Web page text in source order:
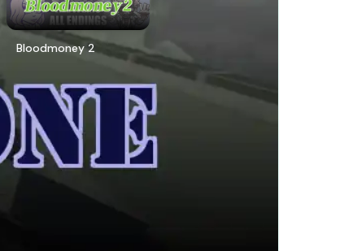
Bloodmoney 2